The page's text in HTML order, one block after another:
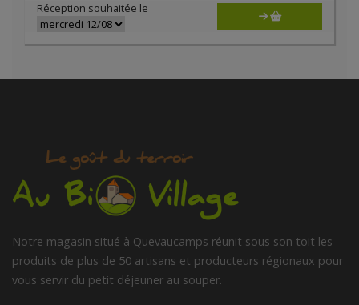
Réception souhaitée le
Notre magasin situé à Quevaucamps réunit sous son toit les
produits de plus de 50 artisans et producteurs régionaux pour
vous servir du petit déjeuner au souper.